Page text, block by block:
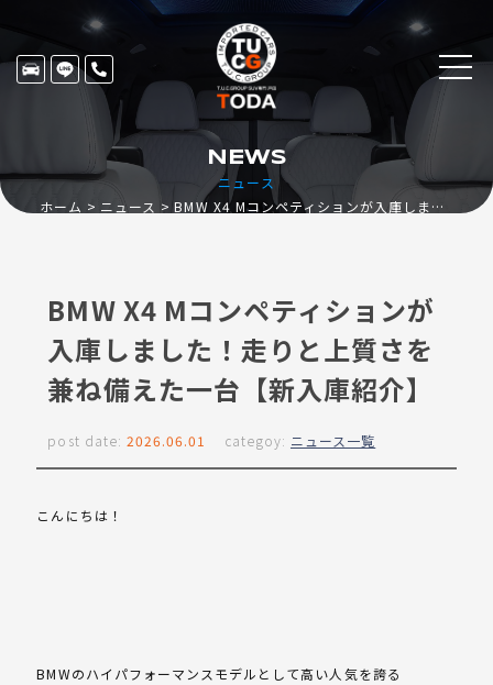
ニュース
NEWS
ホーム ニュース BMW X4 Mコンペティションが入庫しました！走りと上質さを兼ね備えた一台【新入庫紹介】
BMW X4 Mコンペティションが
入庫しました！走りと上質さを
兼ね備えた一台【新入庫紹介】
post date: 2026.06.01 categoy: ニュース一覧
こんにちは！
BMWのハイパフォーマンスモデルとして高い人気を誇る